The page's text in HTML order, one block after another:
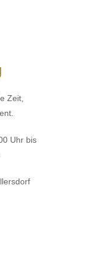
Zeit,
Uhr bis